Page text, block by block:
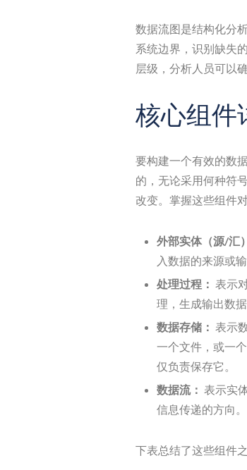
数据流图是结构化分
系统边界，识别缺失
层级，分析人员可以
核心组件
要构建一个有效的数
的，无论采用何种符
改变。掌握这些组件
外部实体（源/汇
入数据的来源或
处理过程： 表示
理，生成输出数
数据存储： 表示
一个文件，或一
仅负责保存它。
数据流： 表示实
信息传递的方向。
下表总结了这些组件